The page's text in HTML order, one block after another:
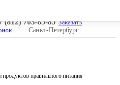
(812) 703-85-85 Заказать
Санкт-Петербург
продуктов правильного питания